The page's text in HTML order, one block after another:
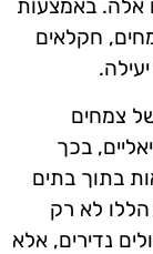
אלה. באמצעות
חקלאים
צמחים
בכך
בתוך בתים
הללו לא רק
נדירים, אלא